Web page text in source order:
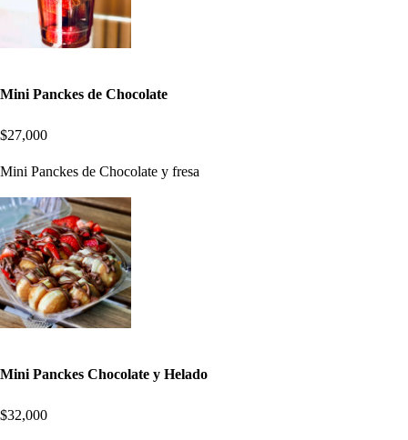
Mini Panckes de Chocolate
$27,000
Mini Panckes de Chocolate y fresa
Mini Panckes Chocolate y Helado
$32,000